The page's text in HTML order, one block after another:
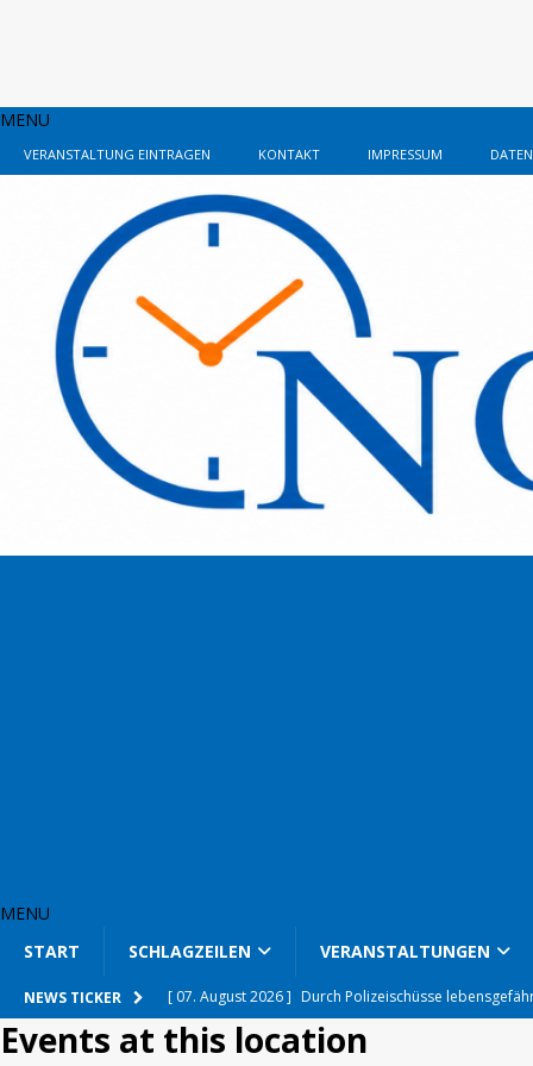
MENU
VERANSTALTUNG EINTRAGEN KONTAKT IMPRESSUM
MENU
START
SCHLAGZEILEN VERANSTALTUNGEN
NEWS TICKER [ 07. August 2026 ] Durch Polizeischüsse
[ 07. August 2026 ] Drogen auf Spielplatz gefunden
Events at this location